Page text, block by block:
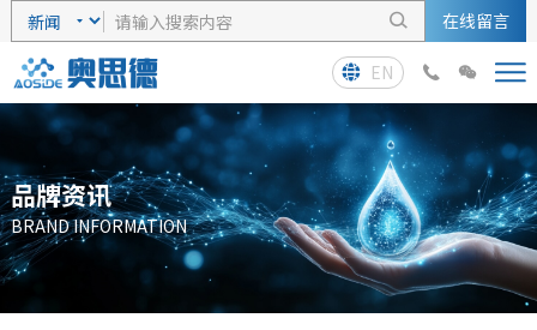
 在线留言
 EN  
品牌资讯
BRAND INFORMATION